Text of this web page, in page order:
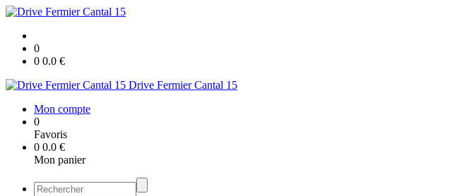
0
0 0.0 €
Drive Fermier Cantal 15
Mon compte
0
Favoris
0 0.0 €
Mon panier